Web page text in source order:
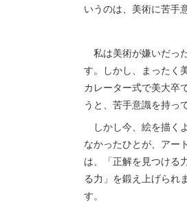
いうのは、美術に苦手
私は美術が嫌いだっ
す。しかし、まったく
カレーター式で美大卒
うと、苦手意識を持っ
しかし今、絵を描く
なかったひとが、アー
は、「正解を見つける
る力」を鍛え上げられ
す。